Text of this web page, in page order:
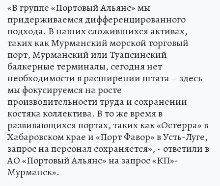
«В группе «Портовый Альянс» мы
придерживаемся дифференцированного
подхода. В наших сложившихся активах,
таких как Мурманский морской торговый
порт, Мурманский или Туапсинский
балкерные терминалы, сегодня нет
необходимости в расширении штата – здесь
мы фокусируемся на росте
производительности труда и сохранении
костяка коллектива. В то же время в
развивающихся портах, таких как «Остерра» в
Хабаровском крае и «Порт Фавор» в Усть-Луге,
запрос на персонал сохраняется», - ответили в
АО «Портовый Альянс» на запрос «КП»-
Мурманск».